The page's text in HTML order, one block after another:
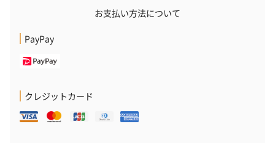
お支払い方法について
PayPay
クレジットカード